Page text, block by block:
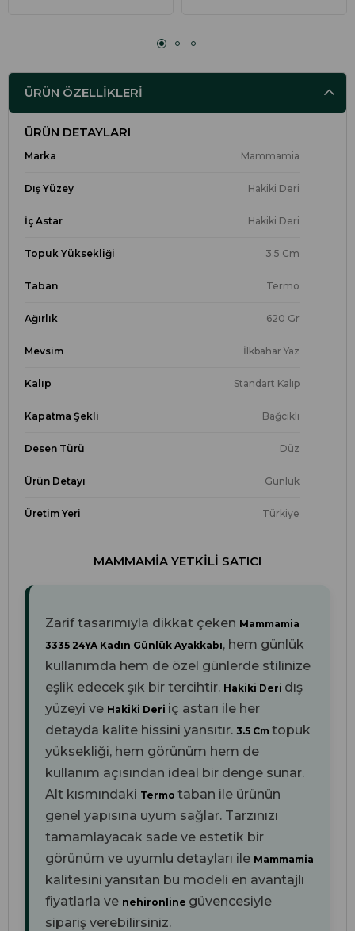
ÜRÜN ÖZELLIKLERI
ÜRÜN DETAYLARI
Marka Mammamia
Dış Yüzey Hakiki Deri
İç Astar Hakiki Deri
Topuk Yüksekliği 3.5 Cm
Taban Termo
Ağırlık 620 Gr
Mevsim İlkbahar Yaz
Kalıp Standart Kalıp
Kapatma Şekli Bağcıklı
Desen Türü Düz
Ürün Detayı Günlük
Üretim Yeri Türkiye
MAMMAMIA YETKILI SATICI
Zarif tasarımıyla dikkat çeken Mammamia
3335 24YA Kadın Günlük Ayakkabı, hem günlük
kullanımda hem de özel günlerde stilinize
eşlik edecek şık bir tercihtir. Hakiki Deri dış
yüzeyi ve Hakiki Deri iç astarı ile her
detayda kalite hissini yansıtır. 3.5 Cm topuk
yüksekliği, hem görünüm hem de
kullanım açısından ideal bir denge sunar.
Alt kısmındaki Termo taban ile ürünün
genel yapısına uyum sağlar. Tarzınızı
tamamlayacak sade ve estetik bir
görünüm ve uyumlu detayları ile Mammamia
kalitesini yansıtan bu modeli en avantajlı
fiyatlarla ve nehironline güvencesiyle
sipariş verebilirsiniz.